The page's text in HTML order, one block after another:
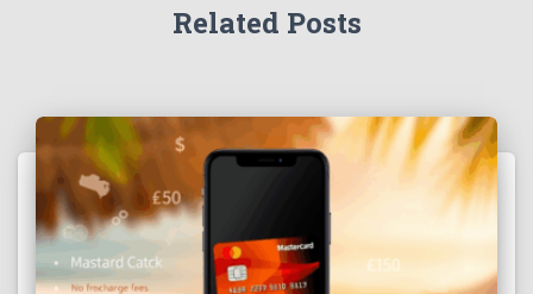
Related Posts